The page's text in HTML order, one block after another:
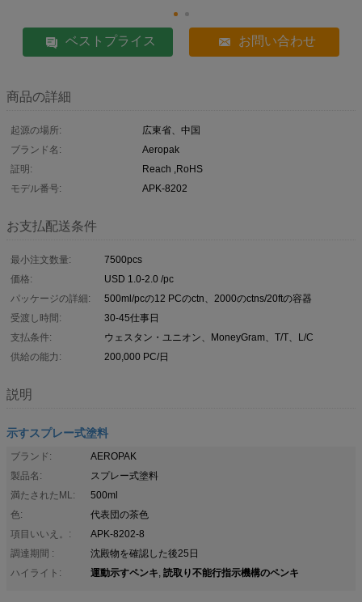
ベストプライス お問い合わせ
商品の詳細
起源の場所:
広東省、中国
ブランド名:
Aeropak
証明:
Reach ,RoHS
モデル番号:
APK-8202
お支払配送条件
最小注文数量:
7500pcs
価格:
USD 1.0-2.0 /pc
パッケージの詳細:
500ml/pcの12 PCのctn、2000のctns/20ftの容器
受渡し時間:
30-45仕事日
支払条件:
ウェスタン・ユニオン、MoneyGram、T/T、L/C
供給の能力:
200,000 PC/日
説明
示すスプレー式塗料
ブランド:
AEROPAK
製品名:
スプレー式塗料
満たされたML:
500ml
色:
代表団の茶色
項目いいえ。:
APK-8202-8
調達期間 :
沈殿物を確認した後25日
ハイライト:
運動示すペンキ, 読取り不能行指示機構のペンキ